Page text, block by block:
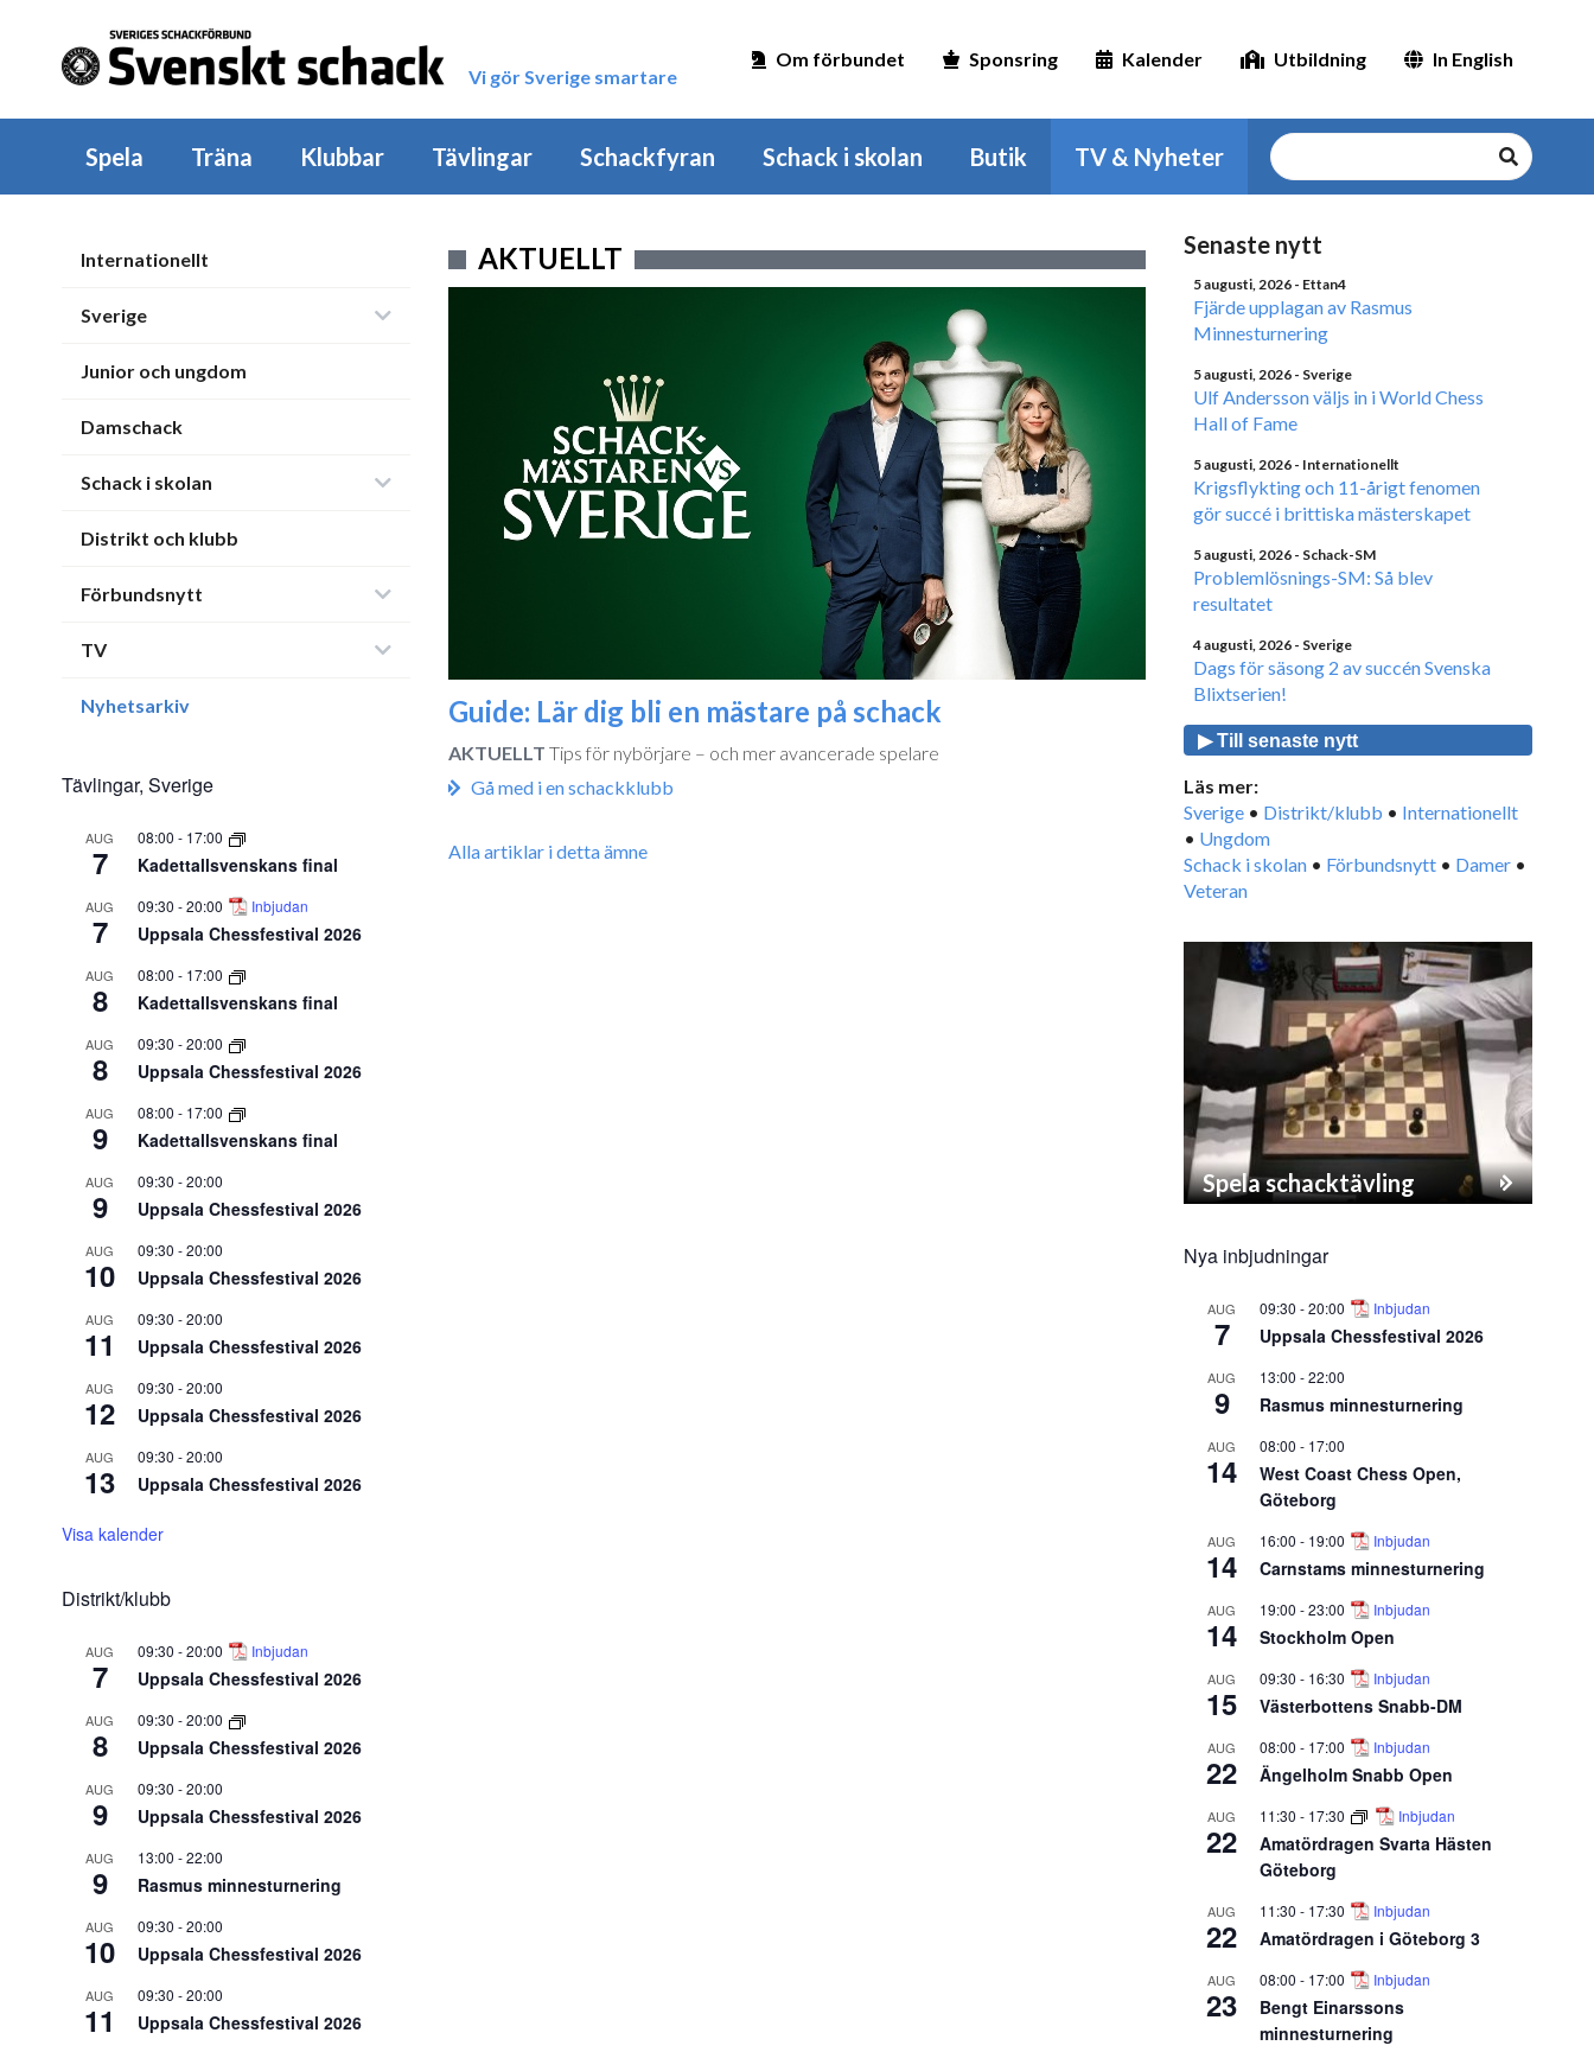
Vi gör Sverige smartare
Om förbundet Sponsring Kalender Utbildning In English
Spela Träna Klubbar Tävlingar Schackfyran Schack i skolan Butik TV & Nyheter
Internationellt
Sverige
Junior och ungdom
Damschack
Schack i skolan
Distrikt och klubb
Förbundsnytt
TV
Nyhetsarkiv
Tävlingar, Sverige
AUG
7
08:00 - 17:00
Kadettallsvenskans final
AUG
7
09:30 -20:00 Inbjudan
Uppsala Chessfestival 2026
AUG
8
08:00 - 17:00
Kadettallsvenskans final
AUG
8
09:30 -20:00
Uppsala Chessfestival 2026
AUG
9
08:00 - 17:00
Kadettallsvenskans final
AUG
9
09:30 -20:00
Uppsala Chessfestival 2026
AUG
10
09:30 -20:00
Uppsala Chessfestival 2026
AUG
11
09:30 -20:00
Uppsala Chessfestival 2026
AUG
12
09:30 -20:00
Uppsala Chessfestival 2026
AUG
13
09:30 -20:00
Uppsala Chessfestival 2026
Visa kalender
Distrikt/klubb
AUG
7
09:30 -20:00 Inbjudan
Uppsala Chessfestival 2026
AUG
8
09:30 -20:00
Uppsala Chessfestival 2026
AUG
9
09:30 -20:00
Uppsala Chessfestival 2026
AUG
9
13:00 -22:00
Rasmus minnesturnering
AUG
10
09:30 -20:00
Uppsala Chessfestival 2026
AUG
11
09:30 -20:00
Uppsala Chessfestival 2026
AKTUELLT
Guide: Lär dig bli en mästare på schack
AKTUELLT Tips för nybörjare – och mer avancerade spelare
Gå med i en schackklubb
Alla artiklar i detta ämne
Senaste nytt
5 augusti, 2026 - Ettan4
Fjärde upplagan av Rasmus
Minnesturnering
5 augusti, 2026 - Sverige
Ulf Andersson väljs in i World Chess
Hall of Fame
5 augusti, 2026 - Internationellt
Krigsflykting och 11-årigt fenomen
gör succé i brittiska mästerskapet
5 augusti, 2026 - Schack-SM
Problemlösnings-SM: Så blev
resultatet
4 augusti, 2026 - Sverige
Dags för säsong 2 av succén Svenska
Blixtserien!
▶ Till senaste nytt
Läs mer:
Sverige • Distrikt/klubb • Internationellt
• Ungdom
Schack i skolan • Förbundsnytt • Damer •
Veteran
Spela schacktävling
Nya inbjudningar
AUG
7
09:30 -20:00 Inbjudan
Uppsala Chessfestival 2026
AUG
9
13:00 -22:00
Rasmus minnesturnering
AUG
14
08:00 - 17:00
West Coast Chess Open,
Göteborg
AUG
14
16:00 - 19:00 Inbjudan
Carnstams minnesturnering
AUG
14
19:00 -23:00 Inbjudan
Stockholm Open
AUG
15
09:30 - 16:30 Inbjudan
Västerbottens Snabb-DM
AUG
22
08:00 - 17:00 Inbjudan
Ängelholm Snabb Open
AUG
22
11:30 - 17:30 Inbjudan
Amatördragen Svarta Hästen
Göteborg
AUG
22
11:30 - 17:30 Inbjudan
Amatördragen i Göteborg 3
AUG
23
08:00 - 17:00 Inbjudan
Bengt Einarssons
minnesturnering